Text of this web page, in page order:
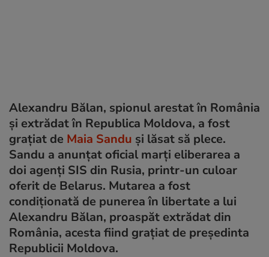
Alexandru Bălan, spionul arestat în România
și extrădat în Republica Moldova, a fost
grațiat de Maia Sandu și lăsat să plece.
Sandu a anunțat oficial marți eliberarea a
doi agenți SIS din Rusia, printr-un culoar
oferit de Belarus. Mutarea a fost
condiționată de punerea în libertate a lui
Alexandru Bălan, proaspăt extrădat din
România, acesta fiind grațiat de președinta
Republicii Moldova.